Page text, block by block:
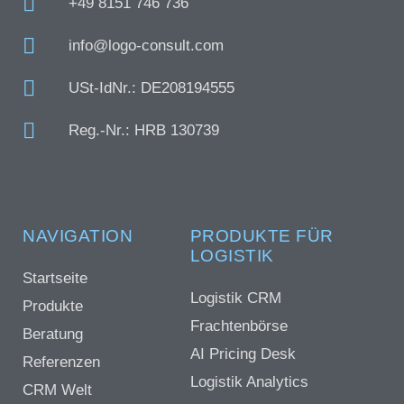
info@logo-consult.com
USt-IdNr.: DE208194555
Reg.-Nr.: HRB 130739
NAVIGATION
Startseite
Produkte
Beratung
Referenzen
CRM Welt
PRODUKTE FÜR
LOGISTIK
Logistik CRM
Frachtenbörse
AI Pricing Desk
Logistik Analytics